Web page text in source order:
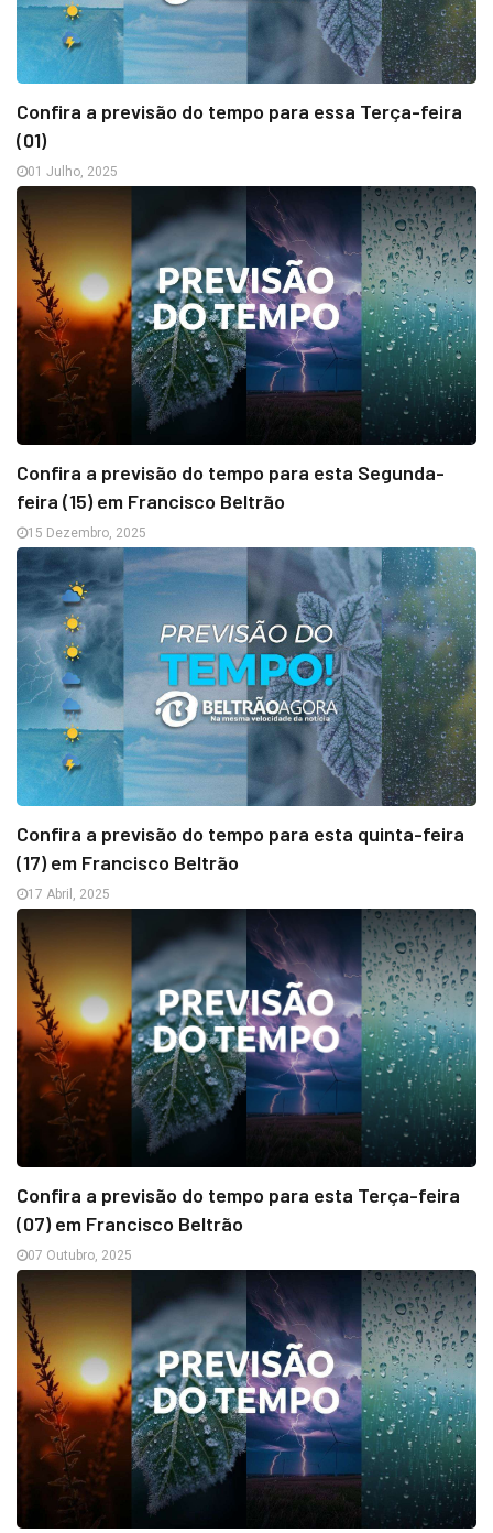
Confira a previsão do tempo para essa Terça-feira
(01)
01 Julho, 2025
Confira a previsão do tempo para esta Segunda-
feira (15) em Francisco Beltrão
15 Dezembro, 2025
Confira a previsão do tempo para esta quinta-feira
(17) em Francisco Beltrão
17 Abril, 2025
Confira a previsão do tempo para esta Terça-feira
(07) em Francisco Beltrão
07 Outubro, 2025